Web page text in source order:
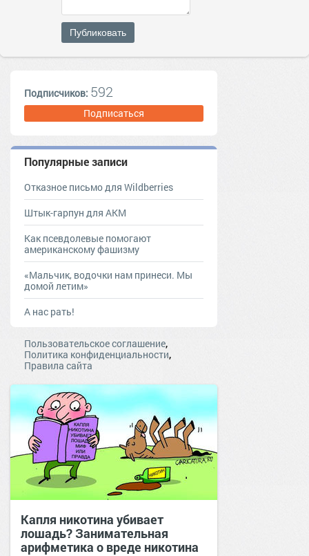
Публиковать
Подписчиков: 592
Подписаться
Популярные записи
Отказное письмо для Wildberries
Штык-гарпун для АКМ
Как псевдолевые помогают
американскому фашизму
«Мальчик, водочки нам принеси. Мы
домой летим»
А нас рать!
Пользовательское соглашение,
Политика конфиденциальности,
Правила сайта
Капля никотина убивает
лошадь? Занимательная
арифметика о вреде никотина